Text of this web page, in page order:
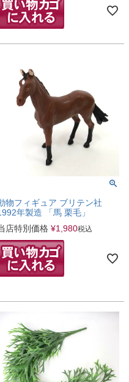
物フィギュア ブリテン社
年製造 「馬 栗毛」
店特別価格 ¥1,980税込